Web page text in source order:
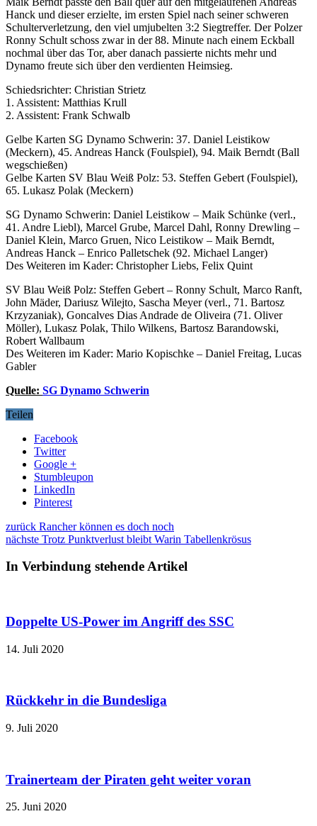
Hanck und dieser erzielte, im ersten Spiel nach seiner schweren
Schulterverletzung, den viel umjubelten 3:2 Siegtreffer. Der Polzer
Ronny Schult schoss zwar in der 88. Minute nach einem Eckball
nochmal über das Tor, aber danach passierte nichts mehr und
Dynamo freute sich über den verdienten Heimsieg.
Schiedsrichter: Christian Strietz
1. Assistent: Matthias Krull
2. Assistent: Frank Schwalb
Gelbe Karten SG Dynamo Schwerin: 37. Daniel Leistikow
(Meckern), 45. Andreas Hanck (Foulspiel), 94. Maik Berndt (Ball
wegschießen)
Gelbe Karten SV Blau Weiß Polz: 53. Steffen Gebert (Foulspiel),
65. Lukasz Polak (Meckern)
SG Dynamo Schwerin: Daniel Leistikow – Maik Schünke (verl.,
41. Andre Liebl), Marcel Grube, Marcel Dahl, Ronny Drewling –
Daniel Klein, Marco Gruen, Nico Leistikow – Maik Berndt,
Andreas Hanck – Enrico Palletschek (92. Michael Langer)
Des Weiteren im Kader: Christopher Liebs, Felix Quint
SV Blau Weiß Polz: Steffen Gebert – Ronny Schult, Marco Ranft,
John Mäder, Dariusz Wilejto, Sascha Meyer (verl., 71. Bartosz
Krzyzaniak), Goncalves Dias Andrade de Oliveira (71. Oliver
Möller), Lukasz Polak, Thilo Wilkens, Bartosz Barandowski,
Robert Wallbaum
Des Weiteren im Kader: Mario Kopischke – Daniel Freitag, Lucas
Gabler
Quelle: SG Dynamo Schwerin
Teilen
Facebook
Twitter
Google +
Stumbleupon
LinkedIn
Pinterest
zurück Rancher können es doch noch
nächste Trotz Punktverlust bleibt Warin Tabellenkrösus
In Verbindung stehende Artikel
Doppelte US-Power im Angriff des SSC
14. Juli 2020
Rückkehr in die Bundesliga
9. Juli 2020
Trainerteam der Piraten geht weiter voran
25. Juni 2020